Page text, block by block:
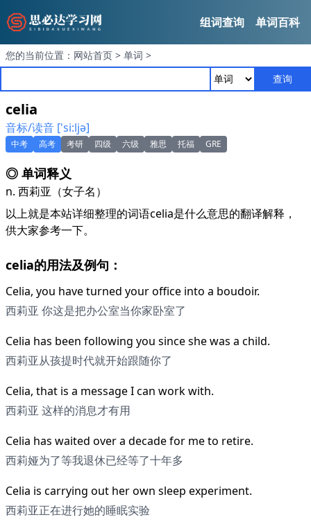
组词查询 单词百科
您的当前位置： 网站首页 > 单词 >
查询
celia
音标/读音 ['si:ljә]
中考 高考 考研 四级 六级 雅思 托福 GRE
◎ 单词释义
n. 西莉亚（女子名）
以上就是本站详细整理的词语celia是什么意思的翻译解释，
供大家参考一下。
celia的用法及例句：
Celia, you have turned your office into a boudoir.
西莉亚 你这是把办公室当你家卧室了
Celia has been following you since she was a child.
西莉亚从孩提时代就开始跟随你了
Celia, that is a message I can work with.
西莉亚 这样的消息才有用
Celia has waited over a decade for me to retire.
西莉娅为了等我退休已经等了十年多
Celia is carrying out her own sleep experiment.
西莉亚正在进行她的睡眠实验